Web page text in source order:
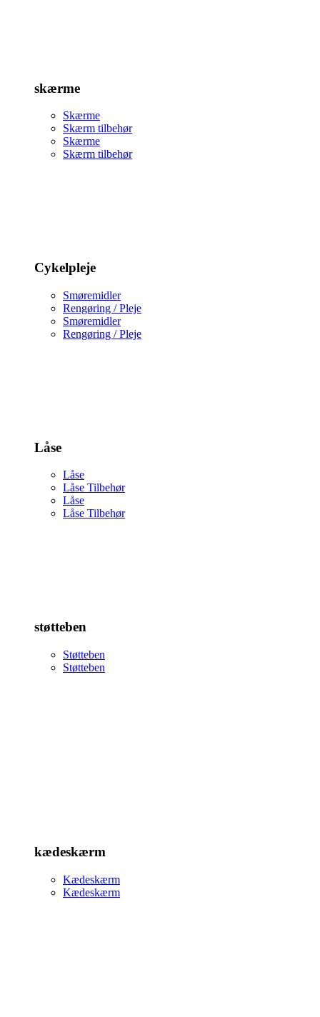
skærme
Skærme
Skærm tilbehør
Skærme
Skærm tilbehør
Cykelpleje
Smøremidler
Rengøring / Pleje
Smøremidler
Rengøring / Pleje
Låse
Låse
Låse Tilbehør
Låse
Låse Tilbehør
støtteben
Støtteben
Støtteben
kædeskærm
Kædeskærm
Kædeskærm